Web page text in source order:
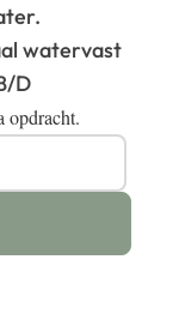
watervast
D
opdracht.